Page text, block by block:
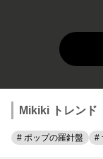
Mikiki トレンド
# ポップの羅針盤 #